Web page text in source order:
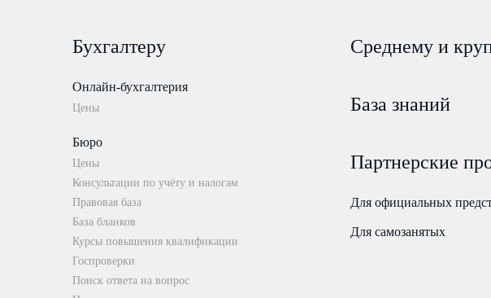
Бухгалтеру
Онлайн-бухгалтерия
Цены
Бюро
Цены
Консультации по учёту и налогам
Правовая база
База бланков
Курсы повышения квалификации
Госпроверки
Поиск ответа на вопрос
Среднему и
База знаний
Партнерские
Для официальных
Для самозанятых